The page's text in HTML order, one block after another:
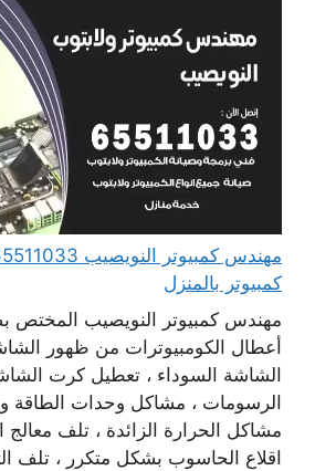
كمبيوتر بالمنزل
مهندس كمبيوتر النويصيب المختص
أعطال الكومبيوترات من ظهور
الشاشة السوداء ، تعطيل كرت
الرسومات ، مشاكل وحدات الطاقة و
مشاكل الحرارة الزائدة ، تلف معالج
اقلاع الحاسوب بشكل متكرر ، تلف